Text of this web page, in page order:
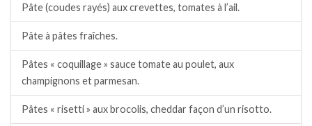
Pâte (coudes rayés) aux crevettes, tomates à l’ail.
Pâte à pâtes fraîches.
Pâtes « coquillage » sauce tomate au poulet, aux
champignons et parmesan.
Pâtes « risetti » aux brocolis, cheddar façon d’un risotto.